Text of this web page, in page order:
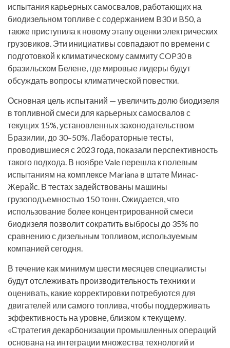
испытания карьерных самосвалов, работающих на
биодизельном топливе с содержанием B30 и B50, а
также приступила к новому этапу оценки электрических
грузовиков. Эти инициативы совпадают по времени с
подготовкой к климатическому саммиту COP30 в
бразильском Белене, где мировые лидеры будут
обсуждать вопросы климатической повестки.
Основная цель испытаний — увеличить долю биодизеля
в топливной смеси для карьерных самосвалов с
текущих 15%, установленных законодательством
Бразилии, до 30–50%. Лабораторные тесты,
проводившиеся с 2023 года, показали перспективность
такого подхода. В ноябре Vale перешла к полевым
испытаниям на комплексе Mariana в штате Минас-
Жерайс. В тестах задействованы машины
грузоподъемностью 150 тонн. Ожидается, что
использование более концентрированной смеси
биодизеля позволит сократить выбросы до 35% по
сравнению с дизельным топливом, используемым
компанией сегодня.
В течение как минимум шести месяцев специалисты
будут отслеживать производительность техники и
оценивать, какие корректировки потребуются для
двигателей или самого топлива, чтобы поддерживать
эффективность на уровне, близком к текущему.
«Стратегия декарбонизации промышленных операций
основана на интеграции множества технологий и